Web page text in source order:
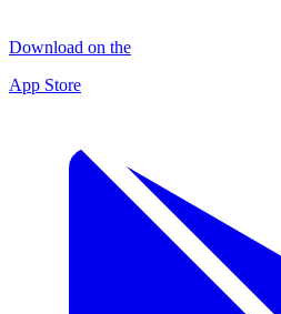
Download on the
App Store